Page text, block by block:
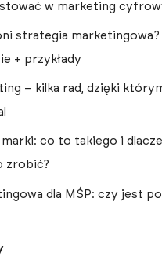
w marketing
strategia
+ przykłady
– kilka rad, dzięki
co to takiego i
zrobić?
dla MŚP: czy jest